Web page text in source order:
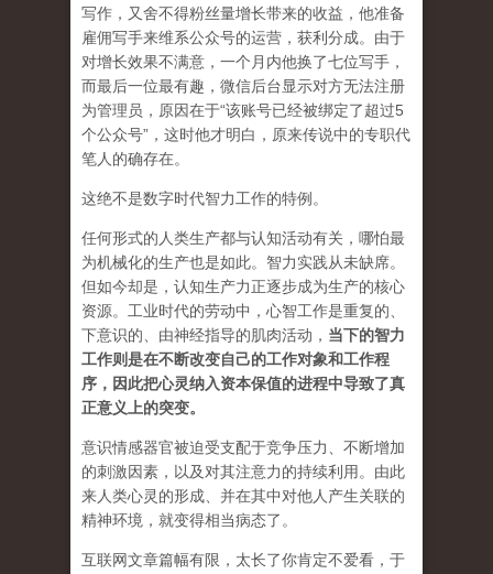
写作，又舍不得粉丝量增长带来的收益，他准备
雇佣写手来维系公众号的运营，获利分成。由于
对增长效果不满意，一个月内他换了七位写手，
而最后一位最有趣，微信后台显示对方无法注册
为管理员，原因在于“该账号已经被绑定了超过5
个公众号”，这时他才明白，原来传说中的专职代
笔人的确存在。
这绝不是数字时代智力工作的特例。
任何形式的人类生产都与认知活动有关，哪怕最
为机械化的生产也是如此。智力实践从未缺席。
但如今却是，认知生产力正逐步成为生产的核心
资源。工业时代的劳动中，心智工作是重复的、
下意识的、由神经指导的肌肉活动， 当下的智力
工作则是在不断改变自己的工作对象和工作程
序，因此把心灵纳入资本保值的进程中导致了真
正意义上的突变。
意识情感器官被迫受支配于竞争压力、不断增加
的刺激因素，以及对其注意力的持续利用。由此
来人类心灵的形成、并在其中对他人产生关联的
精神环境，就变得相当病态了。
互联网文章篇幅有限，太长了你肯定不爱看，于